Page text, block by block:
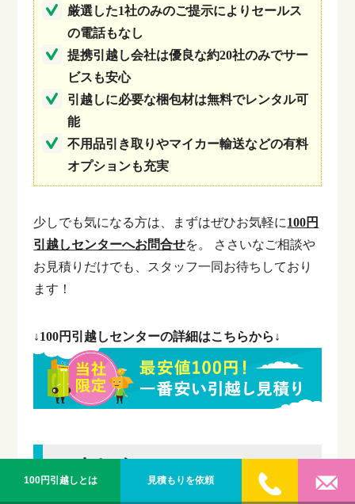
厳選した1社のみのご提示によりセールス
の電話もなし
提携引越し会社は優良な約20社のみでサー
ビスも安心
引越しに必要な梱包材は無料でレンタル可
能
不用品引き取りやマイカー輸送などの有料
オプションも充実
少しでも気になる方は、まずはぜひお気軽に100円
引越しセンターへお問合せを。
ささいなご相談や
お見積りだけでも、スタッフ一同お待ちしており
ます！
↓100円引越しセンターの詳細はこちらから↓
7.まとめ
100円引越しとは 見積もりを依頼